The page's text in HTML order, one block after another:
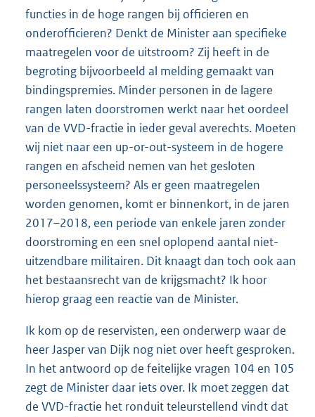
functies in de hoge rangen bij officieren en
onderofficieren? Denkt de Minister aan specifieke
maatregelen voor de uitstroom? Zij heeft in de
begroting bijvoorbeeld al melding gemaakt van
bindingspremies. Minder personen in de lagere
rangen laten doorstromen werkt naar het oordeel
van de VVD-fractie in ieder geval averechts. Moeten
wij niet naar een up-or-out-systeem in de hogere
rangen en afscheid nemen van het gesloten
personeelssysteem? Als er geen maatregelen
worden genomen, komt er binnenkort, in de jaren
2017–2018, een periode van enkele jaren zonder
doorstroming en een snel oplopend aantal niet-
uitzendbare militairen. Dit knaagt dan toch ook aan
het bestaansrecht van de krijgsmacht? Ik hoor
hierop graag een reactie van de Minister.
Ik kom op de reservisten, een onderwerp waar de
heer Jasper van Dijk nog niet over heeft gesproken.
In het antwoord op de feitelijke vragen 104 en 105
zegt de Minister daar iets over. Ik moet zeggen dat
de VVD-fractie het ronduit teleurstellend vindt dat